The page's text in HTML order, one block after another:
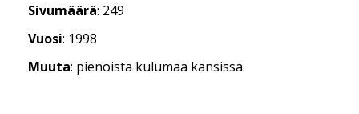
Sivumäärä: 249
Vuosi: 1998
Muuta: pienoista kulumaa kansissa